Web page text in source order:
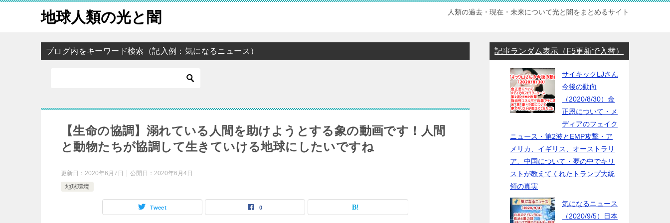
地球人類の光と闇 人類の過去・現在・未来について光と闇をまとめるサイト
ブログ内をキーワード検索（記入例：気になるニュース）
【生命の協調】溺れている人間を助けようとする象の動画です！人間
と動物たちが協調して生きていける地球にしたいですね
更新日： 2020年6月7日 公開日： 2020年6月4日
地球環境
Tweet 0
記事ランダム表示（F5更新で入替）
サイキックLJさん
今後の動向
（2020/8/30）金
正恩について・メ
ディアのフェイク
ニュース・第2波とEMP攻撃・ア
メリカ、イギリス、オーストラリ
ア、中国について・夢の中でキリ
ストが教えてくれたトランプ大統
領の真実
気になるニュース
（2020/9/5）日本